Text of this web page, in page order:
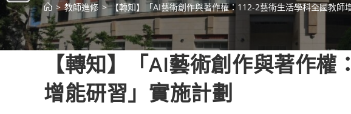
> 教師進修 > 【轉知】「AI藝術創作與著作權：112-2藝術生活學科全國教師
【轉知】「AI藝術創作與著作
增能研習」實施計劃